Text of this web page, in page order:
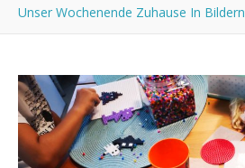
Unser Wochenende Zuhause In Bildern